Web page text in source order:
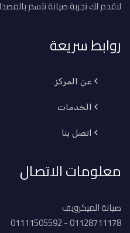
لنقدم لك تجربة صيانة تتسم
روابط سريعة
عن المركز
الخدمات
اتصل بنا
معلومات الاتصال
صيانة الميكرويف
01128711178 - 01111505592